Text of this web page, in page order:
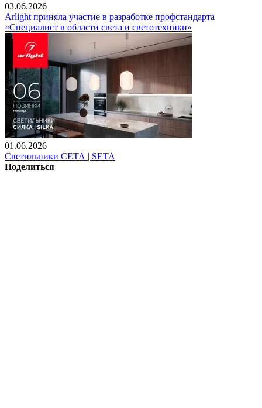
03.06.2026
Arlight приняла участие в разработке профстандарта
«Специалист в области света и светотехники»
01.06.2026
Светильники СЕТА | SETA
Поделиться